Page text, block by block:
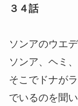
３４話
ソンアのウエ
ソンア、ヘミ
そこでドナが
でいるのを聞